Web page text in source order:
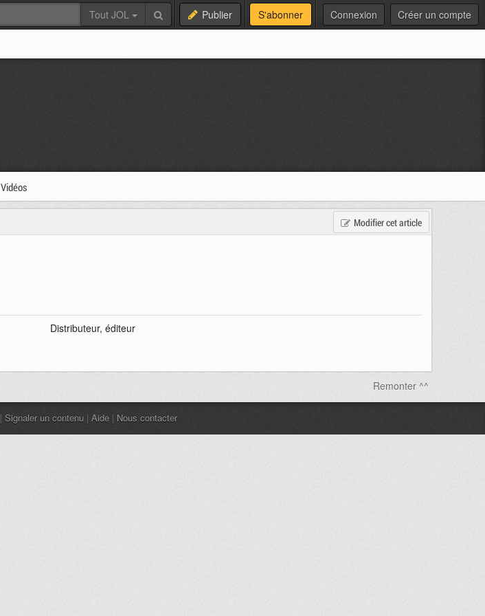
Tout JOL Publier S'abonner Connexion Créer un compte
Vidéos
Modifier cet article
Distributeur, éditeur
Remonter ^^
| Signaler un contenu | Aide | Nous contacter